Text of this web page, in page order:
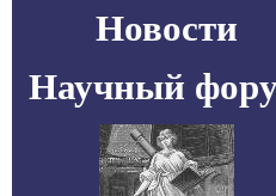
Новости
Научный